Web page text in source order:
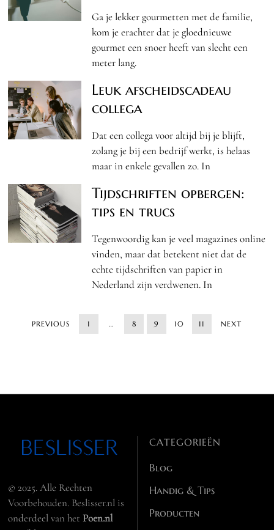
Ga je lekker gourmetten met de familie,
kom je erachter dat je gloednieuwe
gourmet een snoer heeft van slecht een
meter lang.
Leuk afscheidscadeau
collega
Dat een collega voor altijd bij je blijft,
zolang je bij een bedrijf werkt, is helaas
maar in enkele gevallen zo. In
Tijdschriften opbergen:
tips en trucs
Tegenwoordig kan je veel magazines online
vinden, maar dat betekent niet dat de
echte tijdschriften van papier in
Nederland zijn verdwenen. In
PREVIOUS 1 … 8 9 10 11 NEXT
© 2025. Alle Rechten
Voorbehouden. Beslisser.nl is
onderdeel van hetPoen.nl
CATEGORIEËN
Blog
Handig & Tips
Producten